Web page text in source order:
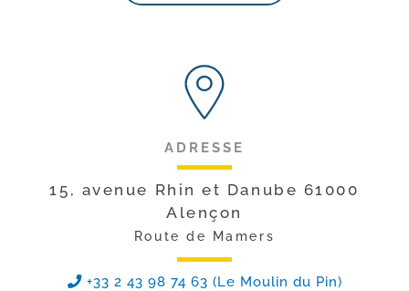
ADRESSE
15, avenue Rhin et Danube 61000
Alençon
Route de Mamers
+33 2 43 98 74 63 (Le Moulin du Pin)